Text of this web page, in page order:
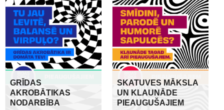
GRĪDAS
AKROBĀTIKAS
NODARBĪBA
SKATUVES MĀKSLA
UN KLAUNĀDE
PIEAUGUŠAJIEM